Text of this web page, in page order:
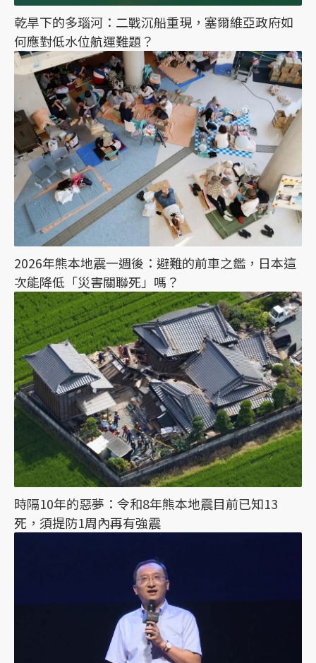
乾旱下的多瑙河：二戰沉船重現，塞爾維亞政府如
何應對低水位航運難題？
2026年熊本地震一週後：避難的前車之鑑，日本這
次能降低「災害關聯死」嗎？
時隔10年的惡夢：令和8年熊本地震目前已知13
死，須提防1周內再有強震